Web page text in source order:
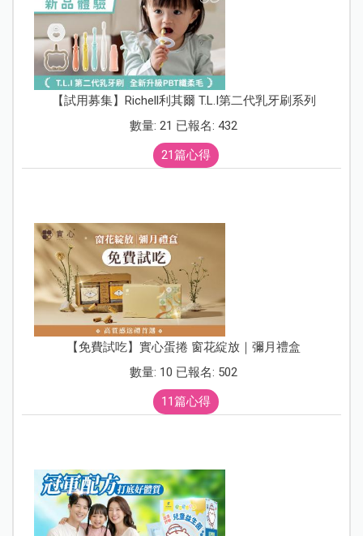
【試用募集】Richell利其爾 T.L.I第二代乳牙刷系列
數量: 21 已報名: 432
21篇心得
【免費試吃】實心蛋捲 窗花綻放｜彌月禮盒
數量: 10 已報名: 502
11篇心得